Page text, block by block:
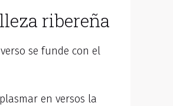
ribereña
se funde con el
en versos la